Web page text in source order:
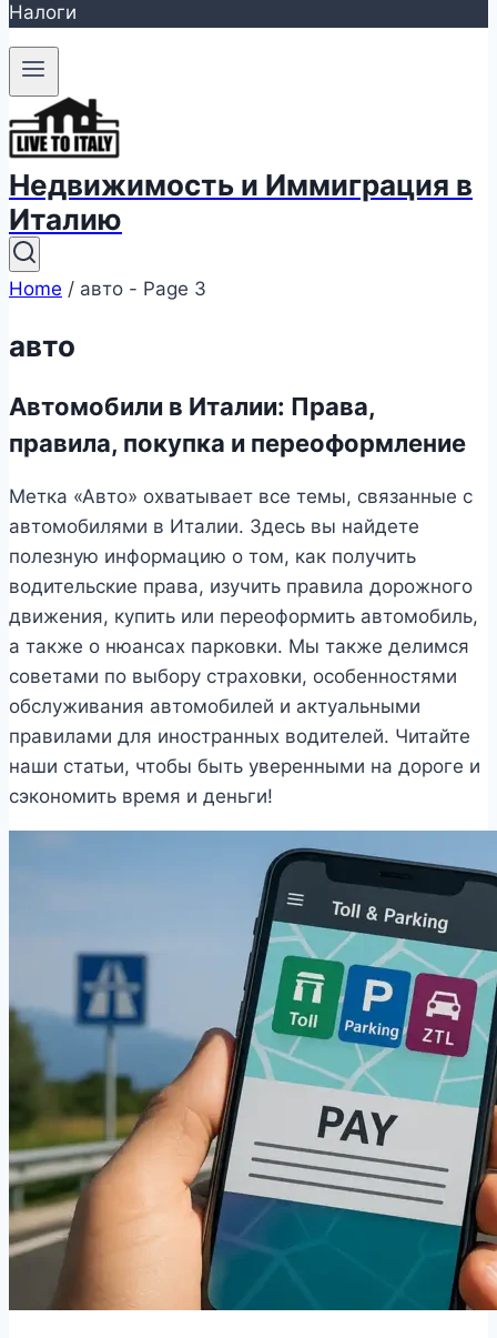
Налоги
Недвижимость и Иммиграция в
Италию
Home / авто - Page 3
авто
Автомобили в Италии: Права,
правила, покупка и переоформление
Метка «Авто» охватывает все темы, связанные с
автомобилями в Италии. Здесь вы найдете
полезную информацию о том, как получить
водительские права, изучить правила дорожного
движения, купить или переоформить автомобиль,
а также о нюансах парковки. Мы также делимся
советами по выбору страховки, особенностями
обслуживания автомобилей и актуальными
правилами для иностранных водителей. Читайте
наши статьи, чтобы быть уверенными на дороге и
сэкономить время и деньги!